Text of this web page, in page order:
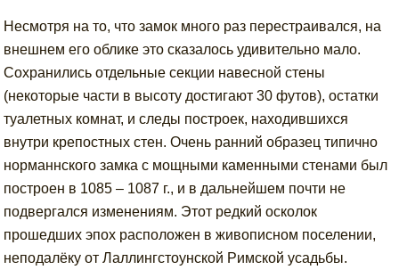
Несмотря на то, что замок много раз перестраивался, на
внешнем его облике это сказалось удивительно мало.
Сохранились отдельные секции навесной стены
(некоторые части в высоту достигают 30 футов), остатки
туалетных комнат, и следы построек, находившихся
внутри крепостных стен. Очень ранний образец типично
норманнского замка с мощными каменными стенами был
построен в 1085 – 1087 г., и в дальнейшем почти не
подвергался изменениям. Этот редкий осколок
прошедших эпох расположен в живописном поселении,
неподалёку от Лаллингстоунской Римской усадьбы.